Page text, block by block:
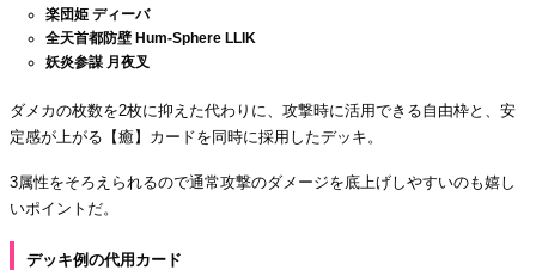
楽団姫 ディーバ
全天首都防壁 Hum-Sphere LLIK
妖炎参謀 月夜叉
ダメカの枚数を2枚に抑えた代わりに、攻撃時に活用できる自由枠と、安
定感が上がる【癒】カードを同時に採用したデッキ。
3属性をそろえられるので通常攻撃のダメージを底上げしやすいのも嬉し
いポイントだ。
デッキ例の代用カード